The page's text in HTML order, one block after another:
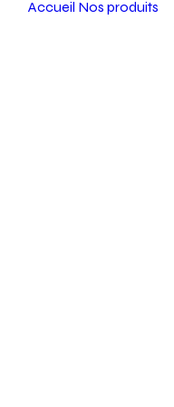
Accueil Nos produits